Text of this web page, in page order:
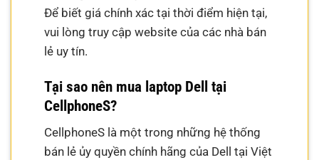
Để biết giá chính xác tại thời điểm hiện tại,
vui lòng truy cập website của các nhà bán
lẻ uy tín.
Tại sao nên mua laptop Dell tại
CellphoneS?
CellphoneS là một trong những hệ thống
bán lẻ ủy quyền chính hãng của Dell tại Việt